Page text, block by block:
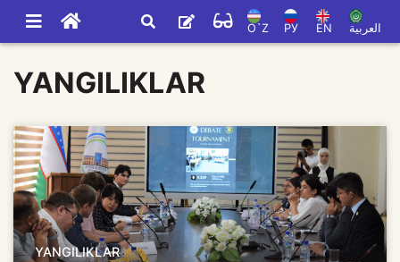
O`Z РУ EN العربية
YANGILIKLAR
YANGILIKLAR